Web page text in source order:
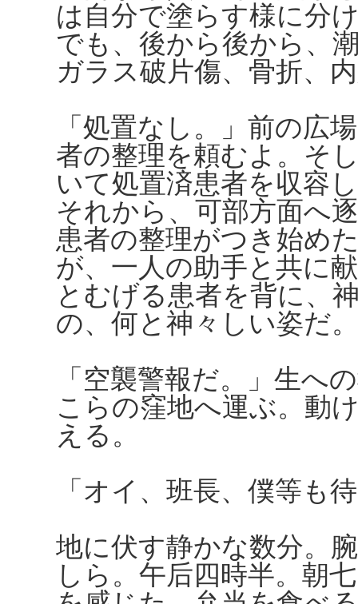
は自分で塗らす様に分
でも、後から後から、
ガラス破片傷、骨折、
「処置なし。」前の広
者の整理を頼むよ。そ
いて処置済患者を収容
それから、可部方面へ
患者の整理がつき始め
が、一人の助手と共に
とむげる患者を背に、
の、何と神々しい姿だ。
「空襲警報だ。」生へ
こらの窪地へ運ぶ。動
える。
「オイ、班長、僕等も
地に伏す静かな数分。
しら。午后四時半。朝